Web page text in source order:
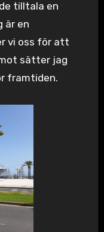
tilltala en
är en
vi oss för att
sätter jag
framtiden.